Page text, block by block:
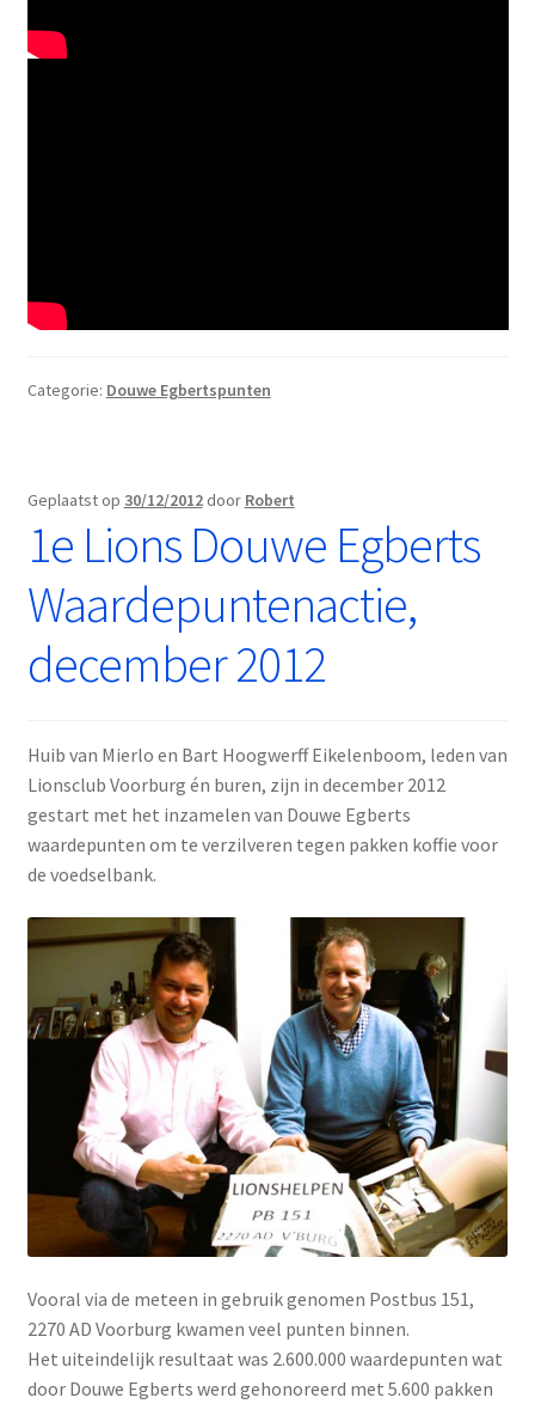
Categorie: Douwe Egbertspunten
Geplaatst op 30/12/2012 door Robert
1e Lions Douwe Egberts
Waardepuntenactie,
december 2012
Huib van Mierlo en Bart Hoogwerff Eikelenboom, leden van
Lionsclub Voorburg én buren, zijn in december 2012
gestart met het inzamelen van Douwe Egberts
waardepunten om te verzilveren tegen pakken koffie voor
de voedselbank.
Vooral via de meteen in gebruik genomen Postbus 151,
2270 AD Voorburg kwamen veel punten binnen.
Het uiteindelijk resultaat was 2.600.000 waardepunten wat
door Douwe Egberts werd gehonoreerd met 5.600 pakken